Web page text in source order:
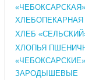
«ЧЕБОКСАРСКАЯ»
ХЛЕБОПЕКАРНАЯ
ХЛЕБ
ХЛОПЬЯ
«ЧЕБОКСАРСКИЕ»
ЗАРОДЫШЕВЫЕ